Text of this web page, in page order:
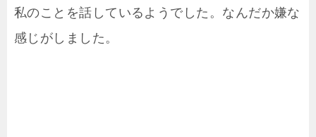
私のことを話しているようでした。なんだか嫌な
感じがしました。